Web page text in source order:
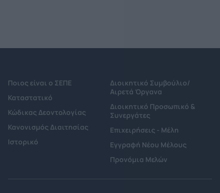
Ποιος είναι ο ΣΕΠΕ
Καταστατικό
Κώδικας Δεοντολογίας
Κανονισμός Διαιτησίας
Ιστορικό
Διοικητικό Συμβούλιο/
Αιρετά Όργανα
Διοικητικό Προσωπικό &
Συνεργάτες
Επιχειρήσεις - Μέλη
Εγγραφή Νέου Μέλους
Προνόμια Μελών